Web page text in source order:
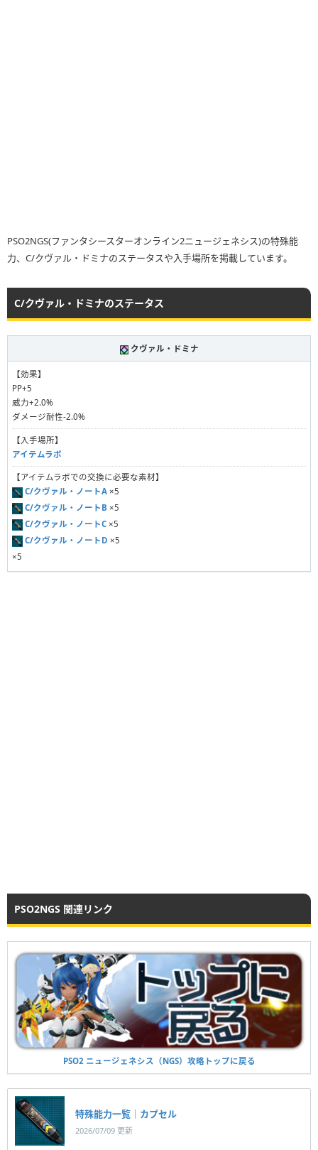
PSO2NGS(ファンタシースターオンライン2ニュージェネシス)の特殊能
力、C/クヴァル・ドミナのステータスや入手場所を掲載しています。
C/クヴァル・ドミナのステータス
クヴァル・ドミナ
【効果】
PP+5
威力+2.0%
ダメージ耐性-2.0%
【入手場所】
アイテムラボ
【アイテムラボでの交換に必要な素材】
C/クヴァル・ノートA ×5
C/クヴァル・ノートB ×5
C/クヴァル・ノートC ×5
C/クヴァル・ノートD ×5
×5
PSO2NGS 関連リンク
PSO2 ニュージェネシス（NGS）攻略トップに戻る
特殊能力一覧｜カプセル
2026/07/09 更新